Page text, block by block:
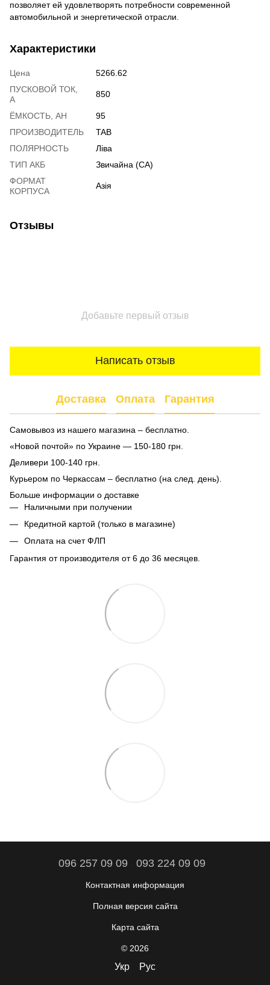
позволяет ей удовлетворять потребности современной
автомобильной и энергетической отрасли.
Характеристики
Цена
5266.62
ПУСКОВОЙ ТОК,
А
850
ЁМКОСТЬ, АH
95
ПРОИЗВОДИТЕЛЬ
TAB
ПОЛЯРНОСТЬ
Ліва
ТИП АКБ
Звичайна (CA)
ФОРМАТ
КОРПУСА
Азія
Отзывы
Добавьте первый отзыв
Написать отзыв
Доставка Оплата Гарантия
Самовывоз из нашего магазина – бесплатно.
«Новой почтой» по Украине — 150-180 грн.
Деливери 100-140 грн.
Курьером по Черкассам – бесплатно (на след. день).
Больше информации о доставке
Наличными при получении
Кредитной картой (только в магазине)
Оплата на счет ФЛП
Гарантия от производителя от 6 до 36 месяцев.
096 257 09 09 093 224 09 09
Контактная информация
Полная версия сайта
Карта сайта
© 2026
Укр Рус